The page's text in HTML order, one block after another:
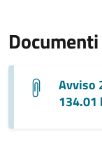
Documenti
Avviso
134.01